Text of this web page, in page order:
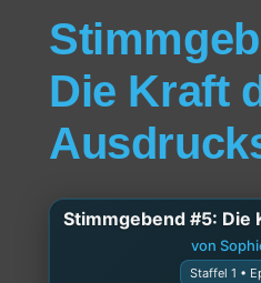
Die Kraft
Stimmgebend #5: Die
von
Staffel 1 •